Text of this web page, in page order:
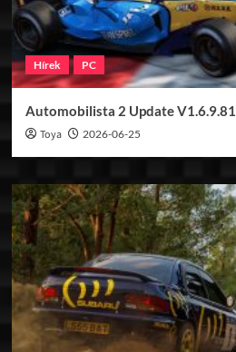
Hírek PC
Automobilista 2 Update V1.6.9.81
Toya 2026-06-25